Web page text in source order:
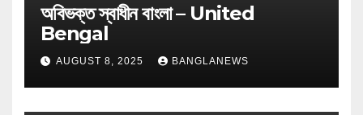
অবিভক্ত স্বাধীন বাংলা – United
Bengal
AUGUST 8, 2025 BANGLANEWS